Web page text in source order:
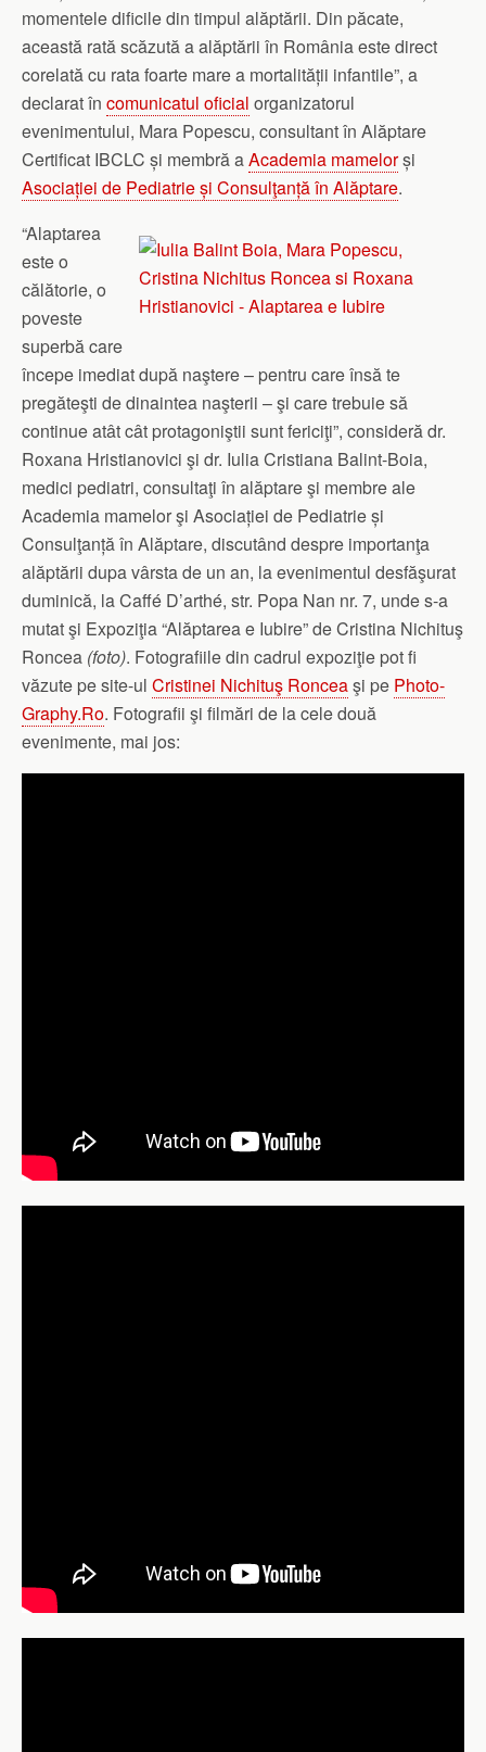
momentele dificile din timpul alăptării. Din păcate,
această rată scăzută a alăptării în România este direct
corelată cu rata foarte mare a mortalității infantile”, a
declarat în comunicatul oficial organizatorul
evenimentului, Mara Popescu, consultant în Alăptare
Certificat IBCLC și membră aAcademia mamelorși
Asociației de Pediatrie și Consulţanță în Alăptare.
“Alaptarea
este o
călătorie, o
poveste
superbă care
începe imediat după naştere – pentru care însă te
pregăteşti de dinaintea naşterii – şi care trebuie să
continue atât cât protagoniştii sunt fericiţi”, consideră dr.
Roxana Hristianovici şi dr. Iulia Cristiana Balint-Boia,
medici pediatri, consultaţi în alăptare şi membre ale
Academia mamelor şi Asociației de Pediatrie și
Consulţanță în Alăptare, discutând despre importanţa
alăptării dupa vârsta de un an, la evenimentul desfăşurat
duminică, la Caffé D’arthé, str. Popa Nan nr. 7, unde s-a
mutat şi Expoziţia “Alăptarea e Iubire” de Cristina Nichituş
Roncea (foto). Fotografiile din cadrul expoziţie pot fi
văzute pe site-ul Cristinei Nichituş Ronceaşi pe Photo-
Graphy.Ro. Fotografii şi filmări de la cele două
evenimente, mai jos: